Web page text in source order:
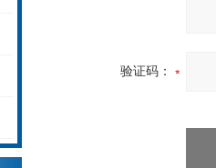
验证码：